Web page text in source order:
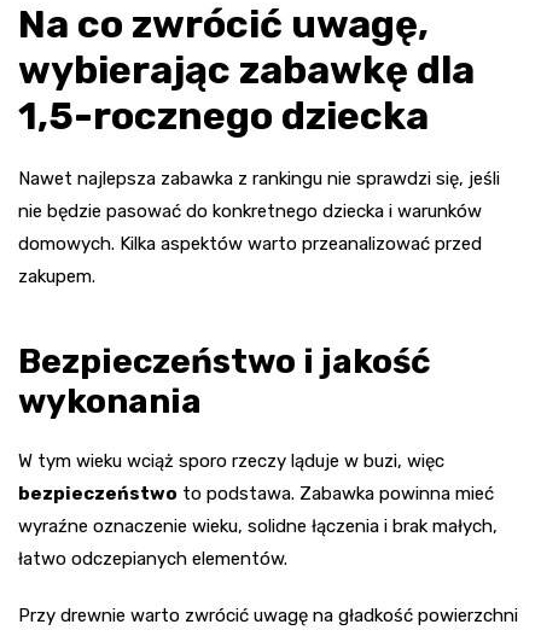
Na co zwrócić uwagę,
wybierając zabawkę dla
1,5-rocznego dziecka
Nawet najlepsza zabawka z rankingu nie sprawdzi się, jeśli
nie będzie pasować do konkretnego dziecka i warunków
domowych. Kilka aspektów warto przeanalizować przed
zakupem.
Bezpieczeństwo i jakość
wykonania
W tym wieku wciąż sporo rzeczy ląduje w buzi, więc
bezpieczeństwo to podstawa. Zabawka powinna mieć
wyraźne oznaczenie wieku, solidne łączenia i brak małych,
łatwo odczepianych elementów.
Przy drewnie warto zwrócić uwagę na gładkość powierzchni